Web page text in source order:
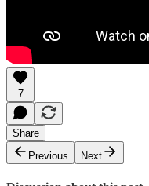
7
Share
Previous
Next